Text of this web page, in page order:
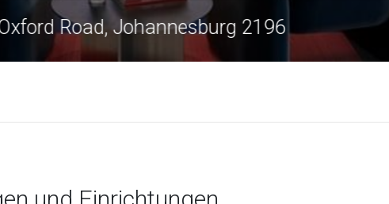
173 Oxford Road, Johannesburg 2196